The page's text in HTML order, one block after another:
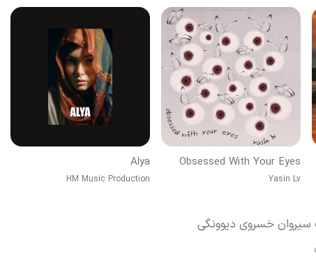
Obsessed With Your Eyes
Yasin Lv
Alya
HM Music Production
سیروان خسروی دیوونگی